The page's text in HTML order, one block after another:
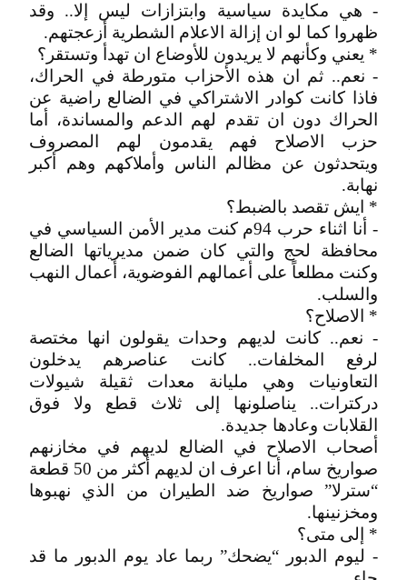
- هي مكايدة سياسية وابتزازات ليس إلا.. وقد
ظهروا كما لو ان إزالة الاعلام الشطرية أزعجتهم.
* يعني وكأنهم لا يريدون للأوضاع ان تهدأ وتستقر؟
- نعم.. ثم ان هذه الأحزاب متورطة في الحراك،
فاذا كانت كوادر الاشتراكي في الضالع راضية عن
الحراك دون ان تقدم لهم الدعم والمساندة، أما
حزب الاصلاح فهم يقدمون لهم المصروف
ويتحدثون عن مظالم الناس وأملاكهم وهم أكبر
نهابة.
* ايش تقصد بالضبط؟
- أنا اثناء حرب 94م كنت مدير الأمن السياسي في
محافظة لحج والتي كان ضمن مديرياتها الضالع
وكنت مطلعاً على أعمالهم الفوضوية، أعمال النهب
والسلب.
* الاصلاح؟
- نعم.. كانت لديهم وحدات يقولون انها مختصة
لرفع المخلفات.. كانت عناصرهم يدخلون
التعاونيات وهي مليانة معدات ثقيلة شيولات
دركترات.. يناصلونها إلى ثلاث قطع ولا فوق
القلابات وعادها جديدة.
أصحاب الاصلاح في الضالع لديهم في مخازنهم
صواريخ سام، أنا اعرف ان لديهم أكثر من 50 قطعة
“سترلا” صواريخ ضد الطيران من الذي نهبوها
ومخزنينها.
* إلى متى؟
- ليوم الدبور “يضحك” ربما عاد يوم الدبور ما قد